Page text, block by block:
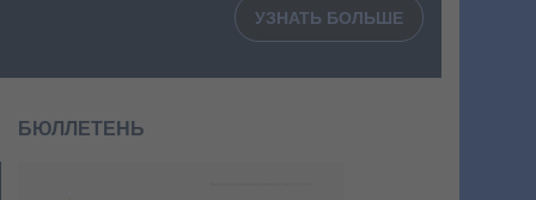
УЗНАТЬ БОЛЬШЕ
БЮЛЛЕТЕНЬ